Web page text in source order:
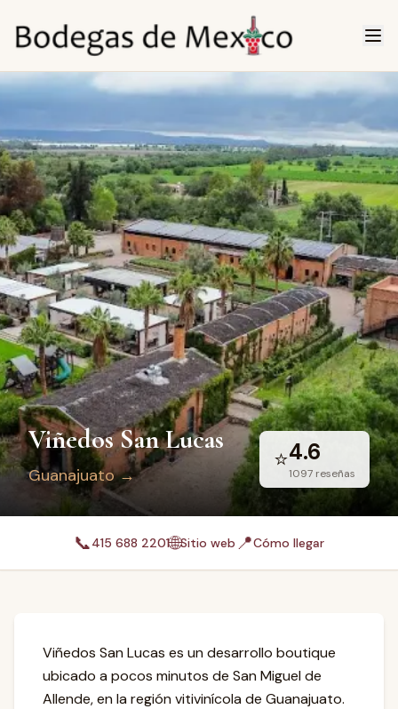
Viñedos San Lucas
Guanajuato→
⭐4.6
1097 reseñas
📞415 688 2201🌐Sitio web 📍Cómo llegar
Viñedos San Lucas es un desarrollo boutique
ubicado a pocos minutos de San Miguel de
Allende, en la región vitivinícola de Guanajuato.